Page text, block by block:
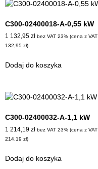
C300-02400018-A-0,55 kW
1 132,95 zł bez VAT 23% (cena z VAT
132,95 zł)
Dodaj do koszyka
C300-02400032-A-1,1 kW
1 214,19 zł bez VAT 23% (cena z VAT
214,19 zł)
Dodaj do koszyka